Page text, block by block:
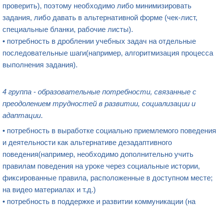
проверить), поэтому необходимо либо минимизировать
задания, либо давать в альтернативной форме (чек-лист,
специальные бланки, рабочие листы).
• потребность в дроблении учебных задач на отдельные
последовательные шаги(например, алгоритмизация процесса
выполнения задания).
4 группа - образовательные потребности, связанные с
преодолением трудностей в развитии, социализации и
адаптации.
• потребность в выработке социально приемлемого поведения
и деятельности как альтернативе дезадаптивного
поведения(например, необходимо дополнительно учить
правилам поведения на уроке через социальные истории,
фиксированные правила, расположенные в доступном месте;
на видео материалах и т.д.)
• потребность в поддержке и развитии коммуникации (на